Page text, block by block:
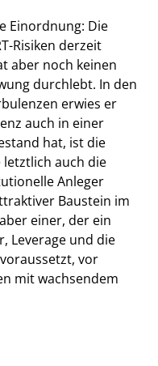
Einordnung: Die
Risiken derzeit
aber noch keinen
durchlebt. In den
erwies er
auch in einer
hat, ist die
auch die
Anleger
Baustein im
einer, der ein
Leverage und die
vor
mit wachsendem